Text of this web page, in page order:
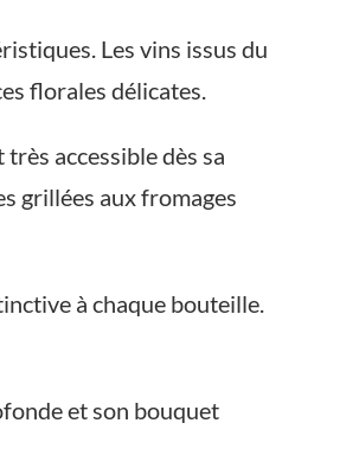
Les vins issus du
florales délicates.
accessible dès sa
grillées aux fromages
à chaque bouteille.
et son bouquet